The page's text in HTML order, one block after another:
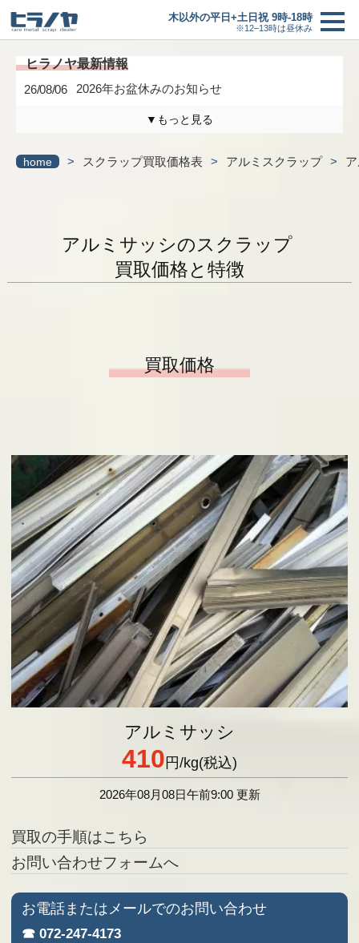
木以外の平日+土日祝 9時-18時
※12–13時は昼休み
買取の流れ
新着情報
採用情報
お問い合わせ
26/08/06 2026年お盆休みのお知らせ
▼もっと見る
最新情報一覧へ
home > スクラップ買取価格表 > アルミスクラップ >
アルミサッシのスクラップ
買取価格と特徴
買取価格
アルミサッシ
410円/kg(税込)
2026年08月08日午前9:00 更新
買取の手順はこちら
お問い合わせフォームへ
お電話またはメールでのお問い合わせ
☎ 072-247-4173